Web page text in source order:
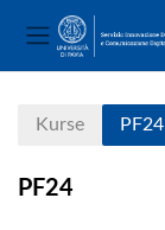
Website-
Kurse PF24
PF24